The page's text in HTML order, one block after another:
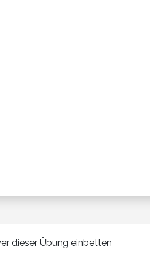
dieser Übung einbetten